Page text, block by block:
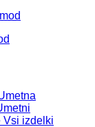
Vsi izdelki